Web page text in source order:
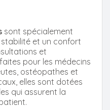
sont spécialement
et un confort
et
pour les médecins
ostéopathes et
elles sont dotées
qui assurent la